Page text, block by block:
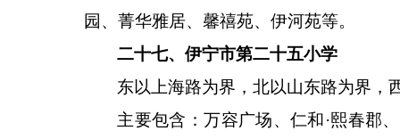
园、菁华雅居、馨禧苑、伊河苑等。
二十七、伊宁市第二十五小学
东以上海路为界，北以山东路为界，
主要包含：万容广场、仁和·熙春郡